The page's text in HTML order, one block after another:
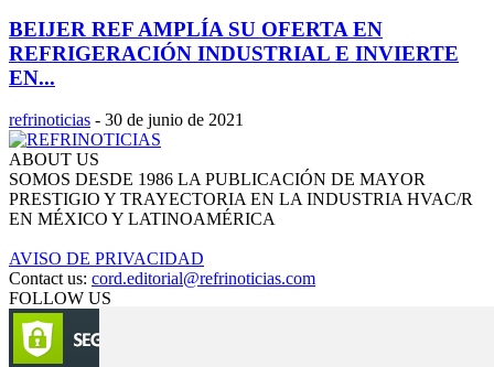
BEIJER REF AMPLÍA SU OFERTA EN
REFRIGERACIÓN INDUSTRIAL E INVIERTE
EN...
refrinoticias - 30 de junio de 2021
ABOUT US
SOMOS DESDE 1986 LA PUBLICACIÓN DE MAYOR
PRESTIGIO Y TRAYECTORIA EN LA INDUSTRIA HVAC/R
EN MÉXICO Y LATINOAMÉRICA
AVISO DE PRIVACIDAD
Contact us: cord.editorial@refrinoticias.com
FOLLOW US